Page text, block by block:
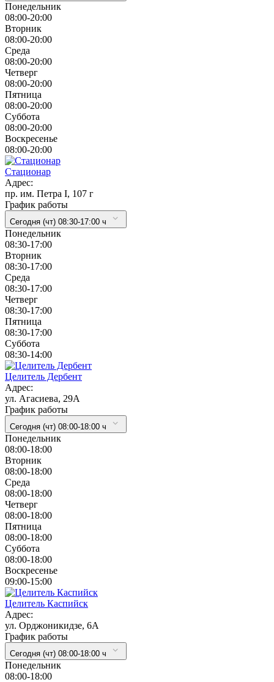
Понедельник
08:00-20:00
Вторник
08:00-20:00
Cреда
08:00-20:00
Четверг
08:00-20:00
Пятница
08:00-20:00
Суббота
08:00-20:00
Воскресенье
08:00-20:00
Стационар
Адрес:
пр. им. Петра I, 107 г
График работы
Сегодня (чт) 08:30-17:00 ч
Понедельник
08:30-17:00
Вторник
08:30-17:00
Cреда
08:30-17:00
Четверг
08:30-17:00
Пятница
08:30-17:00
Суббота
08:30-14:00
Целитель Дербент
Адрес:
ул. Агасиева, 29А
График работы
Сегодня (чт) 08:00-18:00 ч
Понедельник
08:00-18:00
Вторник
08:00-18:00
Cреда
08:00-18:00
Четверг
08:00-18:00
Пятница
08:00-18:00
Суббота
08:00-18:00
Воскресенье
09:00-15:00
Целитель Каспийск
Адрес:
ул. Орджоникидзе, 6А
График работы
Сегодня (чт) 08:00-18:00 ч
Понедельник
08:00-18:00